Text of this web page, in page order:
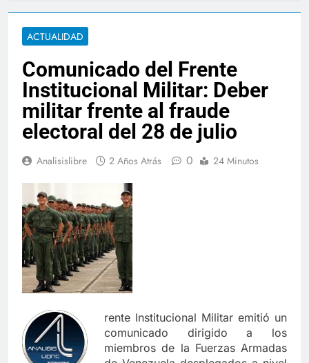
ACTUALIDAD
Comunicado del Frente
Institucional Militar: Deber
militar frente al fraude
electoral del 28 de julio
Analisislibre 2 Años Atrás 0 24 Minutos
rente Institucional Militar emitió un
comunicado dirigido a los
miembros de la Fuerzas Armadas